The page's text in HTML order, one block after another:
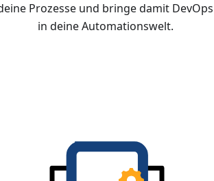
Prozesse und bringe damit DevOps
in deine Automationswelt.